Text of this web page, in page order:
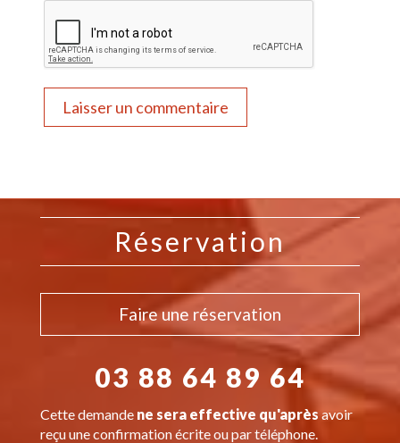
Réservation
Faire une réservation
03 88 64 89 64
Cette demande ne sera effective qu'après avoir
reçu une confirmation écrite ou par téléphone.